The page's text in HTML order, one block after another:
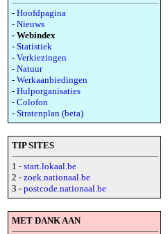
- Hoofdpagina
- Nieuws
- Webindex
- Statistiek
- Verkiezingen
- Natuur
- Werkaanbiedingen
- Hulporganisaties
- Colofon
- Stratenplan (beta)
TIP SITES
1 - start.lokaal.be
2 - zoek.nationaal.be
3 - postcode.nationaal.be
MET DANK AAN